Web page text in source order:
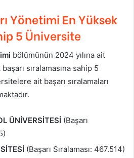
Yönetimi En Yüksek
5 Üniversite
bölümünün 2024 yılına ait
sıralamasına sahip 5
ait başarı sıralamaları
ÜNİVERSİTESİ (Başarı
(Başarı Sıralaması: 467.514)